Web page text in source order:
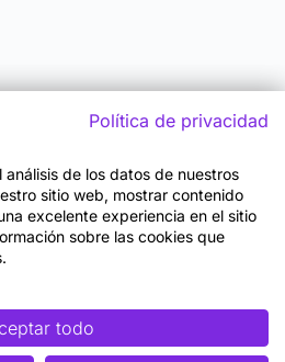
Política de privacidad
de los datos de nuestros
sitio web, mostrar contenido
excelente experiencia en el sitio
sobre las cookies que
todo